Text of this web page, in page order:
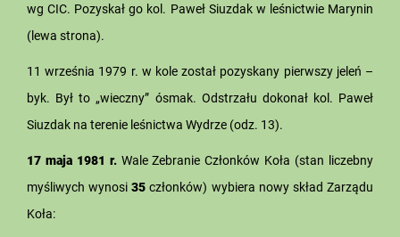
wg CIC. Pozyskał go kol. Paweł Siuzdak w leśnictwie Marynin
(lewa strona).
11 września 1979 r. w kole został pozyskany pierwszy jeleń –
byk. Był to „wieczny” ósmak. Odstrzału dokonał kol. Paweł
Siuzdak na terenie leśnictwa Wydrze (odz. 13).
17 maja 1981 r. Wale Zebranie Członków Koła (stan liczebny
myśliwych wynosi35 członków) wybiera nowy skład Zarządu
Koła: